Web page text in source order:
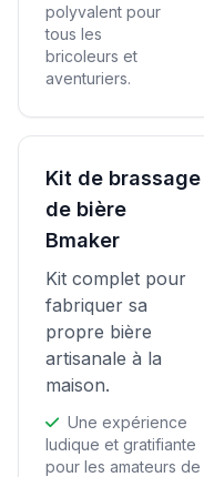
polyvalent pour
tous les
bricoleurs et
aventuriers.
Kit de brassage
de bière
Bmaker
Kit complet pour
fabriquer sa
propre bière
artisanale à la
maison.
Une expérience
ludique et gratifiante
pour les amateurs de